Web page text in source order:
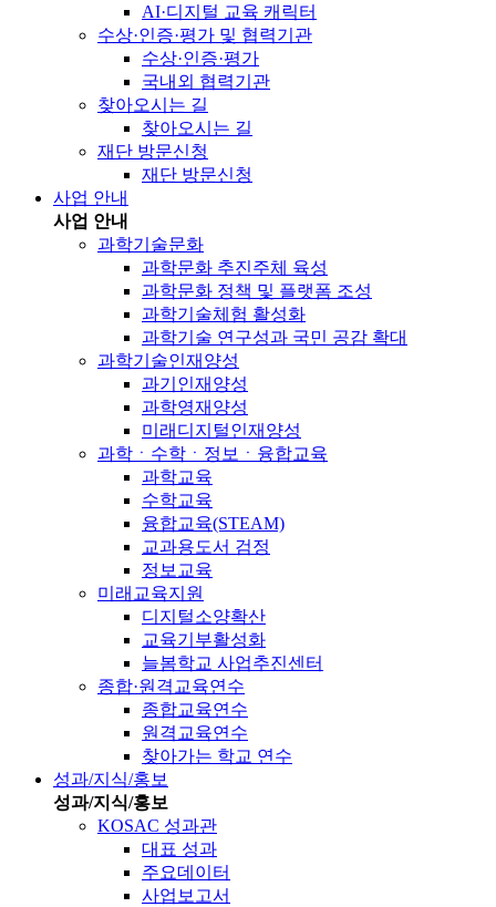
AI·디지털 교육 캐릭터
수상·인증·평가 및 협력기관
수상·인증·평가
국내외 협력기관
찾아오시는 길
찾아오시는 길
재단 방문신청
재단 방문신청
사업 안내
사업 안내
과학기술문화
과학문화 추진주체 육성
과학문화 정책 및 플랫폼 조성
과학기술체험 활성화
과학기술 연구성과 국민 공감 확대
과학기술인재양성
과기인재양성
과학영재양성
미래디지털인재양성
과학ㆍ수학ㆍ정보ㆍ융합교육
과학교육
수학교육
융합교육(STEAM)
교과용도서 검정
정보교육
미래교육지원
디지털소양확산
교육기부활성화
늘봄학교 사업추진센터
종합·원격교육연수
종합교육연수
원격교육연수
찾아가는 학교 연수
성과/지식/홍보
성과/지식/홍보
KOSAC 성과관
대표 성과
주요데이터
사업보고서